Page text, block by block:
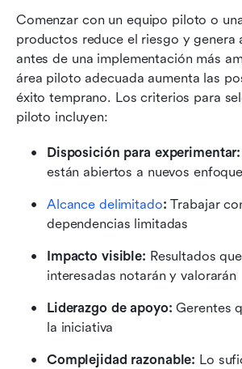
Comenzar con un equipo piloto o
productos reduce el riesgo y genera
antes de una implementación más
área piloto adecuada aumenta las
éxito temprano. Los criterios para
piloto incluyen:
Disposición para experimentar:
están abiertos a nuevos
Alcance delimitado: Trabajar
dependencias limitadas
Impacto visible: Resultados
interesadas notarán y valorarán
Liderazgo de apoyo: Gerentes
la iniciativa
Complejidad razonable: Lo